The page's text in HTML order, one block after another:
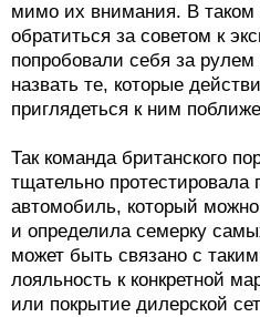
мимо их внимания. В таком
обратиться за советом к
попробовали себя за
назвать те, которые
приглядеться к ним
Так команда британского
тщательно
автомобиль, который
и определила семерку
может быть связано с
лояльность к конкретной
или покрытие дилерской